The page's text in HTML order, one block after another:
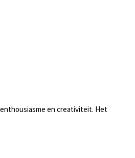
en creativiteit. Het